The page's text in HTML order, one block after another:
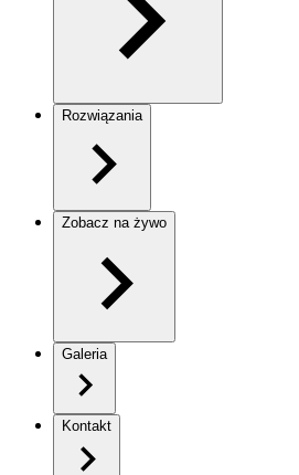
Rozwiązania
Zobacz na żywo
Galeria
Kontakt